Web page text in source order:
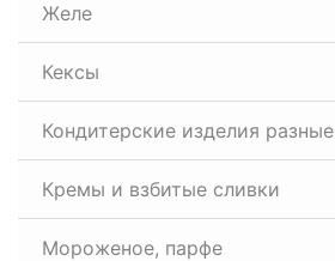
Желе
Кексы
Кондитерские изделия разные
Кремы и взбитые сливки
Мороженое, парфе